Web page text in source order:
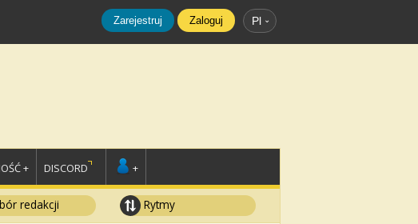
Zarejestruj Zaloguj Pl
+ DISCORD +
redakcji Rytmy